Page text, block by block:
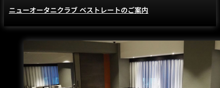
ニューオータニクラブ ベストレートのご案内